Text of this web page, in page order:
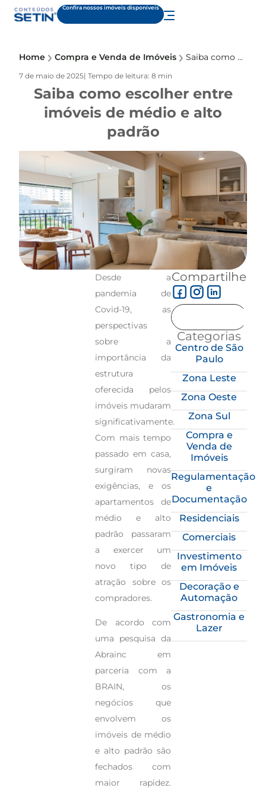
Confira nossos imóveis disponíveis
Home Compra e Venda de Imóveis Saiba como escolher entre imóveis de médio e alto padrão
7 de maio de 2025| Tempo de leitura: 8 min
Saiba como escolher entre
imóveis de médio e alto
padrão
Desde a
pandemia de
Covid-19, as
perspectivas
sobre a
importância da
estrutura
oferecida pelos
imóveis mudaram
significativamente.
Com mais tempo
passado em casa,
surgiram novas
exigências, e os
apartamentos de
médio e alto
padrão passaram
a exercer um
novo tipo de
atração sobre os
compradores.
De acordo com
uma pesquisa da
Abrainc em
parceria com a
BRAIN, os
negócios que
envolvem os
imóveis de médio
e alto padrão são
fechados com
maior rapidez.
Compartilhe
Categorias
Centro de São
Paulo
Zona Leste
Zona Oeste
Zona Sul
Compra e
Venda de
Imóveis
Regulamentação
e
Documentação
Residenciais
Comerciais
Investimento
em Imóveis
Decoração e
Automação
Gastronomia e
Lazer